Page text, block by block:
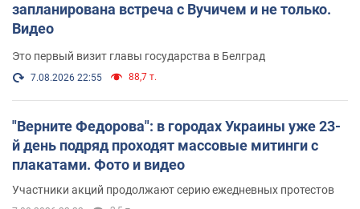
запланирована встреча с Вучичем и не только.
Видео
Это первый визит главы государства в Белград
7.08.2026 22:55 88,7 т.
"Верните Федорова": в городах Украины уже 23-
й день подряд проходят массовые митинги с
плакатами. Фото и видео
Участники акций продолжают серию ежедневных протестов